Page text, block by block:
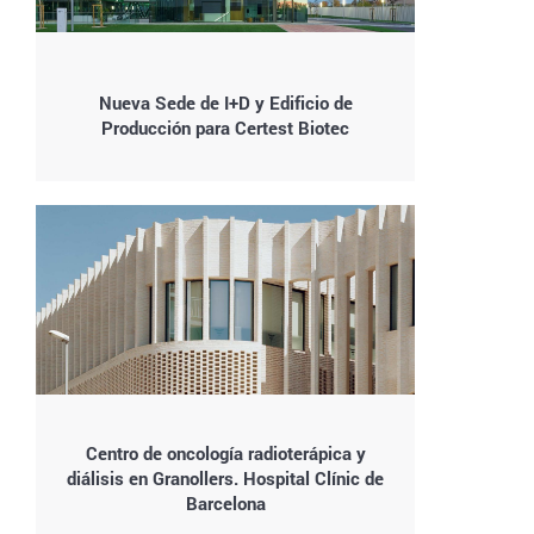
Nueva Sede de I+D y Edificio de
Producción para Certest Biotec
Centro de oncología radioterápica y
diálisis en Granollers. Hospital Clínic de
Barcelona